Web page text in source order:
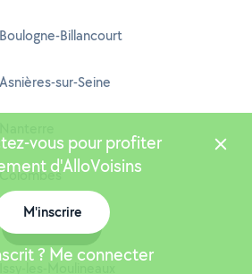
Billancourt
sur-Seine
Malmaison
les-Moulineaux
vous pour profiter
d'AlloVoisins
M'inscrire
? Me connecter